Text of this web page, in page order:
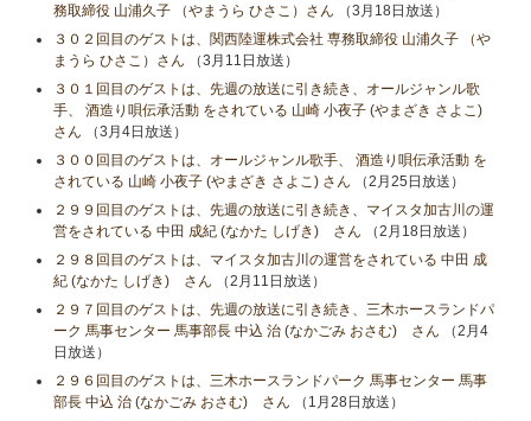
務取締役 山浦久子 （やまうら ひさこ）さん （3月18日放送）
３０２回目のゲストは、関西陸運株式会社 専務取締役 山浦久子 （や
まうら ひさこ）さん （3月11日放送）
３０１回目のゲストは、先週の放送に引き続き、オールジャンル歌
手、 酒造り唄伝承活動 をされている 山崎 小夜子 (やまざき さよこ)
さん （3月4日放送）
３００回目のゲストは、オールジャンル歌手、 酒造り唄伝承活動 を
されている 山崎 小夜子 (やまざき さよこ) さん （2月25日放送）
２９９回目のゲストは、先週の放送に引き続き、マイスタ加古川の運
営をされている 中田 成紀 (なかた しげき) さん （2月18日放送）
２９８回目のゲストは、マイスタ加古川の運営をされている 中田 成
紀 (なかた しげき) さん （2月11日放送）
２９７回目のゲストは、先週の放送に引き続き、三木ホースランドパ
ーク 馬事センター 馬事部長 中込 治 (なかごみ おさむ) さん （2月4
日放送）
２９６回目のゲストは、三木ホースランドパーク 馬事センター 馬事
部長 中込 治 (なかごみ おさむ) さん （1月28日放送）